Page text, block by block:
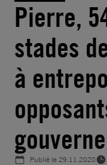
Pierre,
stades
à
Publié le29.11.2020